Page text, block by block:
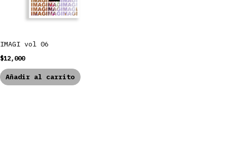
IMAGI vol 06
$12,000
Añadir al carrito